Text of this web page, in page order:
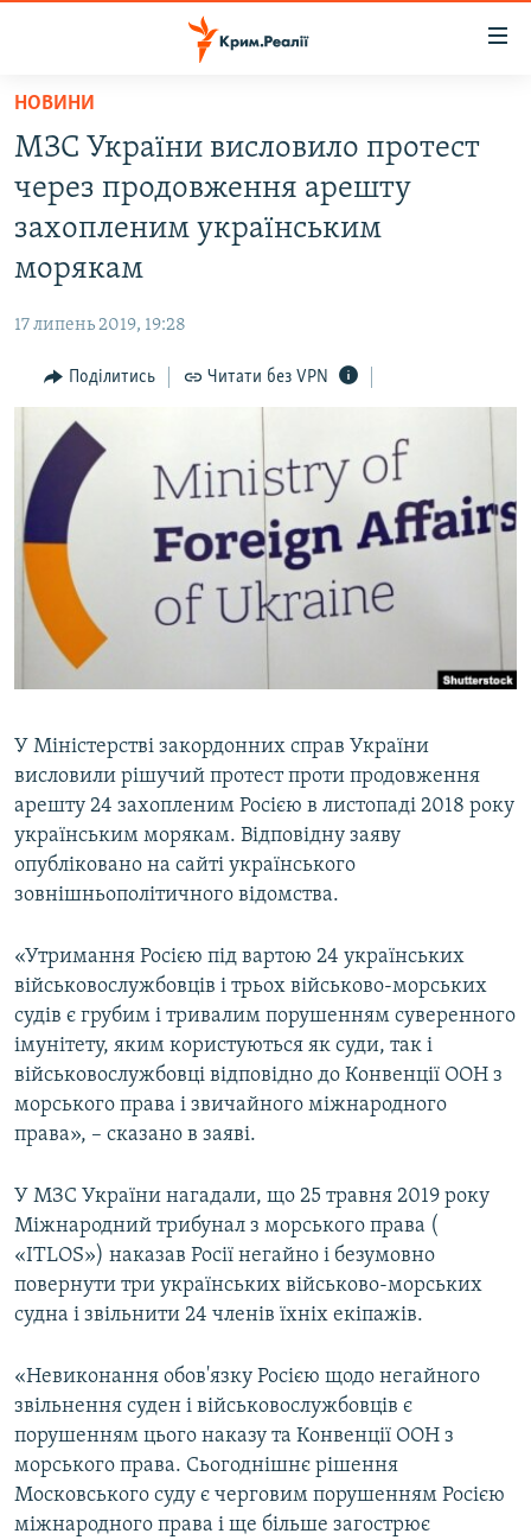
Перейти
основного
матеріалу
Перейти
до
основної
Перейти
пошуку
ВОДА.КРИМ
ВІДЕО ТА ФОТО
ІНТЕРВ'Ю
ВСЕ ЗА ДЕНЬ
СПЕЦПРОЕКТИ
ДЕПОРТАЦІЯ
ВІДЕОУРОКИ «ELIFBE»
СВІДЧЕННЯ ОКУПАЦІЇ
УКРАЇНСЬКА ПРОБЛЕМА КРИМУ
ЯК ОБІЙТИ БЛОКУВАННЯ
Русский
Qırımtatar
Усі сайти RFE/RL
НОВИНИ
МЗС України висловило протест
через продовження арешту
захопленим українським
морякам
17 липень 2019, 19:28
Поділитись Читати без VPN
У Міністерстві закордонних справ України
висловили рішучий протест проти продовження
арешту 24 захопленим Росією в листопаді 2018 року
українським морякам. Відповідну заяву
опубліковано на сайті українського
зовнішньополітичного відомства.
«Утримання Росією під вартою 24 українських
військовослужбовців і трьох військово-морських
судів є грубим і тривалим порушенням суверенного
імунітету, яким користуються як суди, так і
військовослужбовці відповідно до Конвенції ООН з
морського права і звичайного міжнародного
права», – сказано в заяві.
У МЗС України нагадали, що 25 травня 2019 року
Міжнародний трибунал з морського права (
«ITLOS») наказав Росії негайно і безумовно
повернути три українських військово-морських
судна і звільнити 24 членів їхніх екіпажів.
«Невиконання обов'язку Росією щодо негайного
звільнення суден і військовослужбовців є
порушенням цього наказу та Конвенції ООН з
морського права. Сьогоднішнє рішення
Московського суду є черговим порушенням Росією
міжнародного права і ще більше загострює